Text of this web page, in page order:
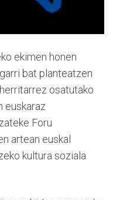
ekimen honen
bat planteatzen
osatutako
euskaraz
Foru
artean euskal
kultura soziala